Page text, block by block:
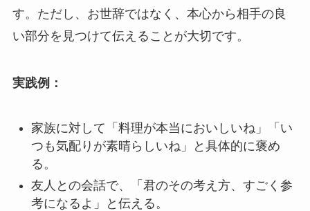
す。ただし、お世辞ではなく、本心から相手の良
い部分を見つけて伝えることが大切です。
実践例：
家族に対して「料理が本当においしいね」「い
つも気配りが素晴らしいね」と具体的に褒め
る。
友人との会話で、「君のその考え方、すごく参
考になるよ」と伝える。